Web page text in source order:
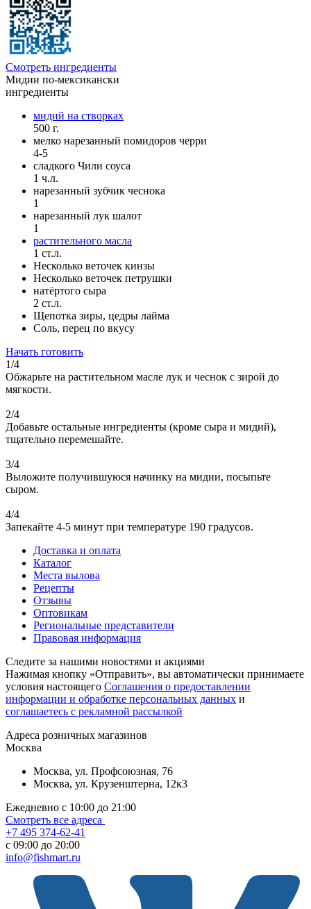
Смотреть ингредиенты
Мидии по-мексикански
ингредиенты
мидий на створках
500 г.
мелко нарезанный помидоров черри
4-5
сладкого Чили соуса
1 ч.л.
нарезанный зубчик чеснока
1
нарезанный лук шалот
1
растительного масла
1 ст.л.
Несколько веточек кинзы
Несколько веточек петрушки
натёртого сыра
2 ст.л.
Щепотка зиры, цедры лайма
Соль, перец по вкусу
Начать готовить
1/4
Обжарьте на растительном масле лук и чеснок с зирой до
мягкости.
2/4
Добавьте остальные ингредиенты (кроме сыра и мидий),
тщательно перемешайте.
3/4
Выложите получившуюся начинку на мидии, посыпьте
сыром.
4/4
Запекайте 4-5 минут при температуре 190 градусов.
Доставка и оплата
Каталог
Места вылова
Рецепты
Отзывы
Оптовикам
Региональные представители
Правовая информация
Следите за нашими новостями и акциями
Нажимая кнопку «Отправить», вы автоматически принимаете
условия настоящего Cоглашения о предоставлении
информации и обработке персональных данных и
соглашаетесь с рекламной рассылкой
Aдреса розничных магазинов
Москва
Москва, ул. Профсоюзная, 76
Москва, ул. Крузенштерна, 12к3
Ежедневно с 10:00 до 21:00
Смотреть все адреса
+7 495 374-62-41
c 09:00 до 20:00
info@fishmart.ru